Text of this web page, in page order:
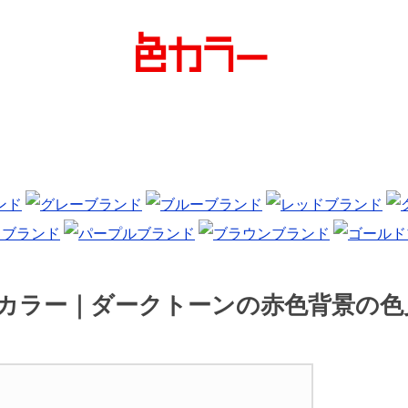
ラー｜ダークトーンの赤色背景の色